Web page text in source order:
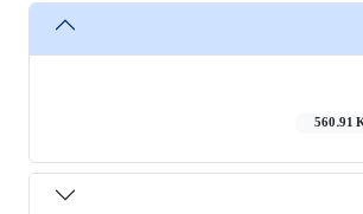
560.91